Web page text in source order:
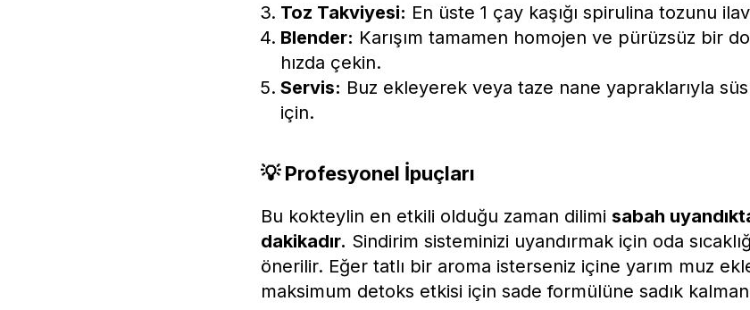
Toz Takviyesi: En üste 1 çay kaşığı spirulina tozunu
Blender: Karışım tamamen homojen ve pürüzsüz bir
hızda çekin.
Servis: Buz ekleyerek veya taze nane yapraklarıyla
için.
💡 Profesyonel İpuçları
Bu kokteylin en etkili olduğu zaman dilimi sabah
dakikadır. Sindirim sisteminizi uyandırmak için oda
önerilir. Eğer tatlı bir aroma isterseniz içine yarım muz
maksimum detoks etkisi için sade formülüne sadık